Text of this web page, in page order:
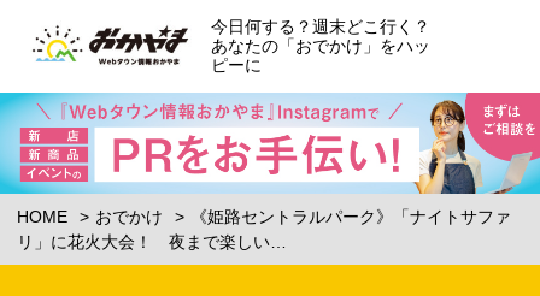
今日何する？週末どこ行く？
あなたの「おでかけ」をハッ
ピーに
HOME おでかけ
《姫路セントラルパーク》「ナイトサファ
リ」に花火大会！ 夜まで楽しい…